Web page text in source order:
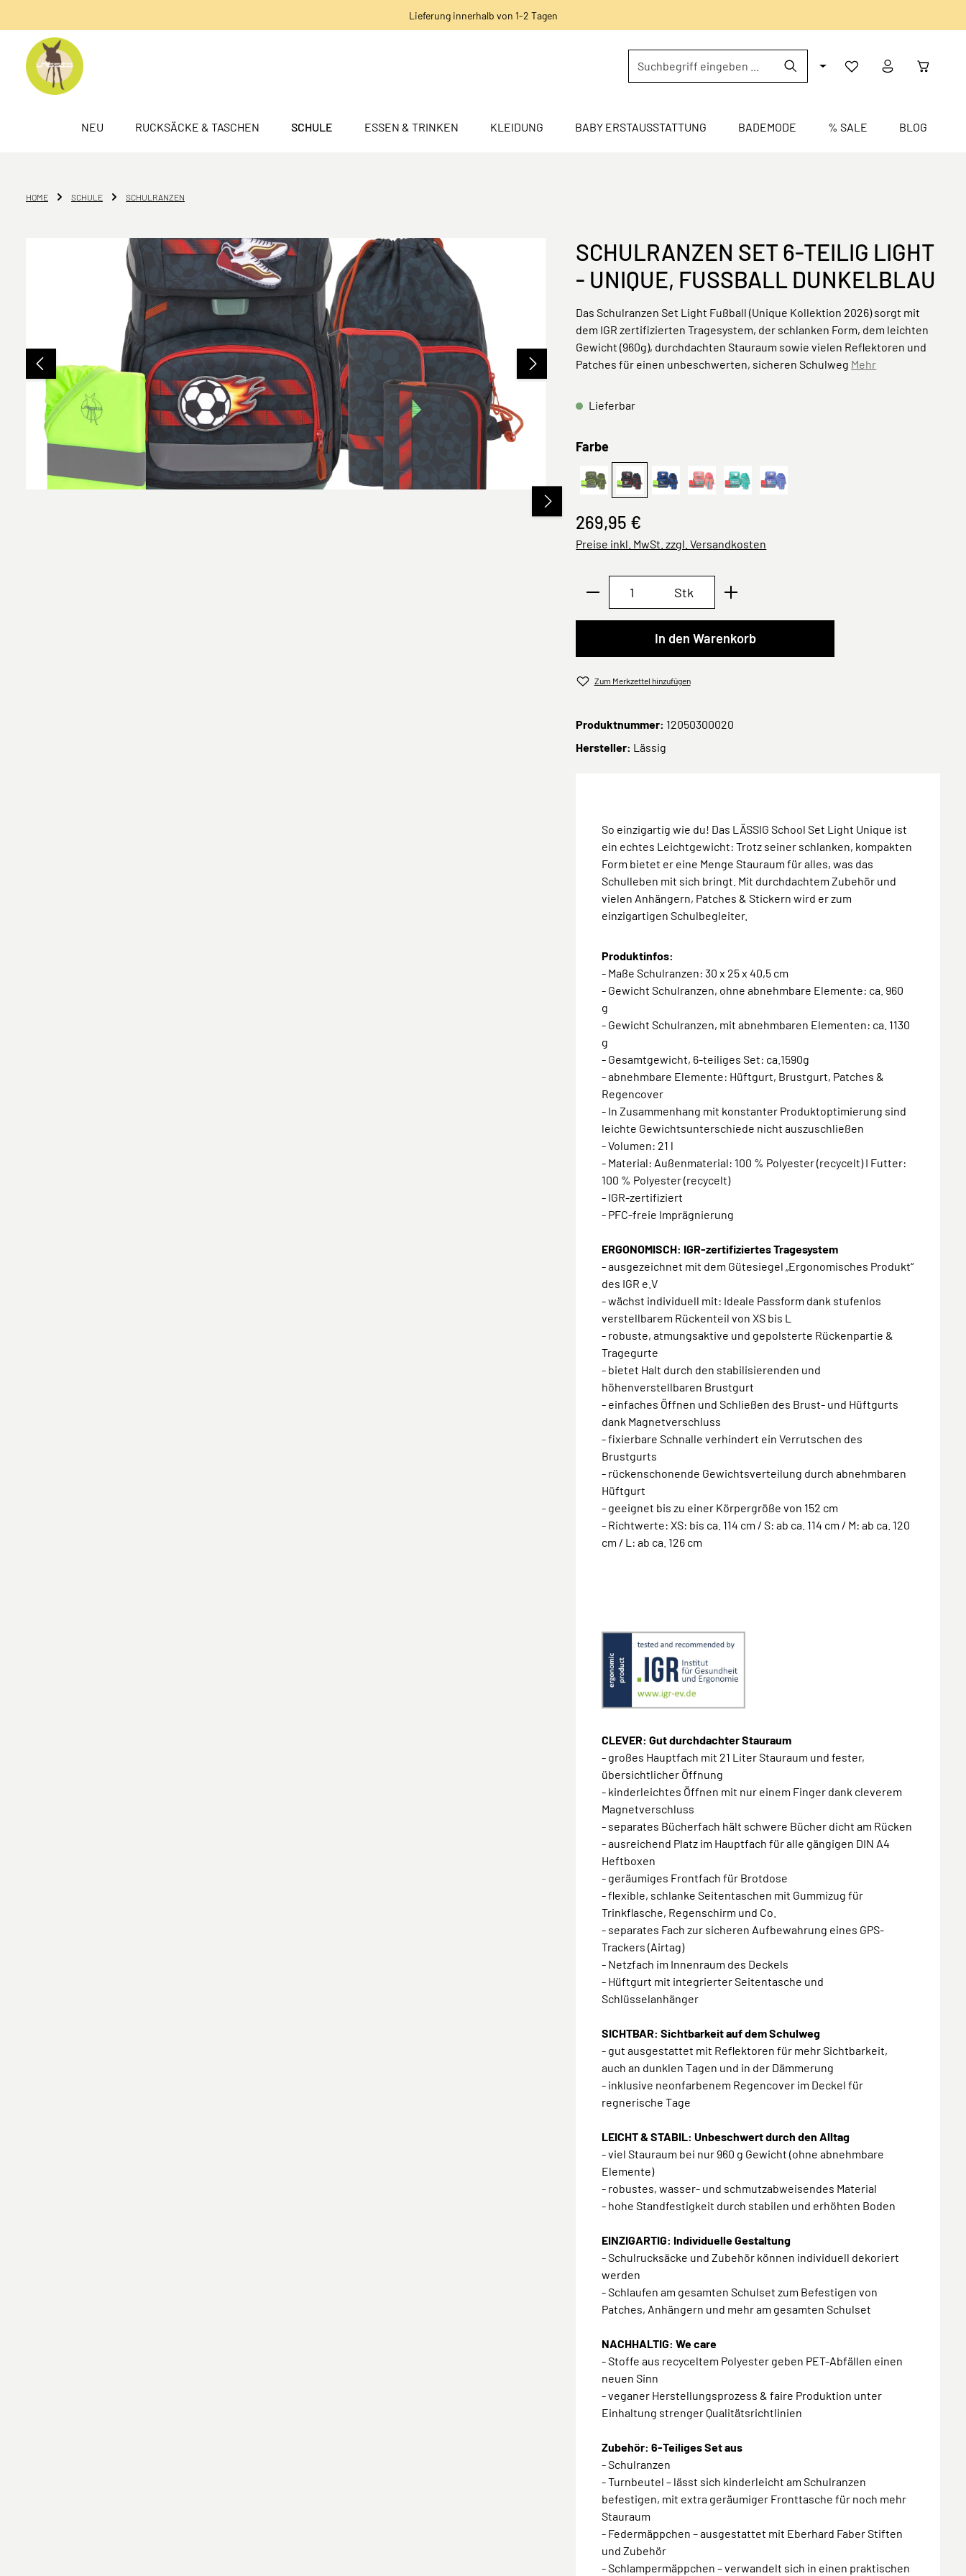
Lieferung innerhalb von 1-2 Tagen
NEU RUCKSÄCKE & TASCHEN SCHULE ESSEN & TRINKEN KLEIDUNG BABY ERSTAUSSTATTUNG BADEMODE % SALE BLOG
HOME SCHULE SCHULRANZEN
Bildergalerie überspringen
SCHULRANZEN SET 6-TEILIG LIGHT
- UNIQUE, FUSSBALL DUNKELBLAU
Das Schulranzen Set Light Fußball (Unique Kollektion 2026) sorgt mit
dem IGR zertifizierten Tragesystem, der schlanken Form, dem leichten
Gewicht (960g), durchdachten Stauraum sowie vielen Reflektoren und
Patches für einen unbeschwerten, sicheren Schulweg Mehr
Lieferbar
Farbeauswählen
Jungle greenFootball deep
Space blueSunset pinkSeashell turqouise
Cloud lilac
269,95 €
Preise inkl. MwSt. zzgl. Versandkosten
Produkt Anzahl: Gib den gewünschten Wert ein
Stk
In den Warenkorb
Zum Merkzettel hinzufügen
Produktnummer: 12050300020
Hersteller: Lässig
So einzigartig wie du! Das LÄSSIG School Set Light Unique ist
ein echtes Leichtgewicht: Trotz seiner schlanken, kompakten
Form bietet er eine Menge Stauraum für alles, was das
Schulleben mit sich bringt. Mit durchdachtem Zubehör und
vielen Anhängern, Patches & Stickern wird er zum
einzigartigen Schulbegleiter.
Produktinfos:
- Maße Schulranzen: 30 x 25 x 40,5 cm
- Gewicht Schulranzen, ohne abnehmbare Elemente: ca. 960
g
- Gewicht Schulranzen, mit abnehmbaren Elementen: ca. 1130
g
- Gesamtgewicht, 6-teiliges Set: ca.1590g
- abnehmbare Elemente: Hüftgurt, Brustgurt, Patches &
Regencover
- In Zusammenhang mit konstanter Produktoptimierung sind
leichte Gewichtsunterschiede nicht auszuschließen
- Volumen: 21 l
- Material: Außenmaterial: 100 % Polyester (recycelt) I Futter:
100 % Polyester (recycelt)
- IGR-zertifiziert
- PFC-freie Imprägnierung
ERGONOMISCH: IGR-zertifiziertes Tragesystem
- ausgezeichnet mit dem Gütesiegel „Ergonomisches Produkt“
des IGR e.V
- wächst individuell mit: Ideale Passform dank stufenlos
verstellbarem Rückenteil von XS bis L
- robuste, atmungsaktive und gepolsterte Rückenpartie &
Tragegurte
- bietet Halt durch den stabilisierenden und
höhenverstellbaren Brustgurt
- einfaches Öffnen und Schließen des Brust- und Hüftgurts
dank Magnetverschluss
- fixierbare Schnalle verhindert ein Verrutschen des
Brustgurts
- rückenschonende Gewichtsverteilung durch abnehmbaren
Hüftgurt
- geeignet bis zu einer Körpergröße von 152 cm
- Richtwerte: XS: bis ca. 114 cm / S: ab ca. 114 cm / M: ab ca. 120
cm / L: ab ca. 126 cm
CLEVER: Gut durchdachter Stauraum
- großes Hauptfach mit 21 Liter Stauraum und fester,
übersichtlicher Öffnung
- kinderleichtes Öffnen mit nur einem Finger dank cleverem
Magnetverschluss
- separates Bücherfach hält schwere Bücher dicht am Rücken
- ausreichend Platz im Hauptfach für alle gängigen DIN A4
Heftboxen
- geräumiges Frontfach für Brotdose
- flexible, schlanke Seitentaschen mit Gummizug für
Trinkflasche, Regenschirm und Co.
- separates Fach zur sicheren Aufbewahrung eines GPS-
Trackers (Airtag)
- Netzfach im Innenraum des Deckels
- Hüftgurt mit integrierter Seitentasche und
Schlüsselanhänger
SICHTBAR: Sichtbarkeit auf dem Schulweg
- gut ausgestattet mit Reflektoren für mehr Sichtbarkeit,
auch an dunklen Tagen und in der Dämmerung
- inklusive neonfarbenem Regencover im Deckel für
regnerische Tage
LEICHT & STABIL: Unbeschwert durch den Alltag
- viel Stauraum bei nur 960 g Gewicht (ohne abnehmbare
Elemente)
- robustes, wasser- und schmutzabweisendes Material
- hohe Standfestigkeit durch stabilen und erhöhten Boden
EINZIGARTIG: Individuelle Gestaltung
- Schulrucksäcke und Zubehör können individuell dekoriert
werden
- Schlaufen am gesamten Schulset zum Befestigen von
Patches, Anhängern und mehr am gesamten Schulset
NACHHALTIG: We care
- Stoffe aus recyceltem Polyester geben PET-Abfällen einen
neuen Sinn
- veganer Herstellungsprozess & faire Produktion unter
Einhaltung strenger Qualitätsrichtlinien
Zubehör: 6-Teiliges Set aus
- Schulranzen
- Turnbeutel – lässt sich kinderleicht am Schulranzen
befestigen, mit extra geräumiger Fronttasche für noch mehr
Stauraum
- Federmäppchen – ausgestattet mit Eberhard Faber Stiften
und Zubehör
- Schlampermäppchen – verwandelt sich in einen praktischen